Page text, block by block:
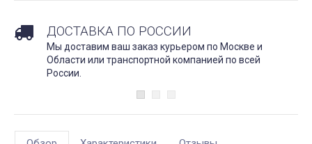
ДОСТАВКА ПО РОССИИ
Мы доставим ваш заказ курьером по Москве и
Области или транспортной компанией по всей
России.